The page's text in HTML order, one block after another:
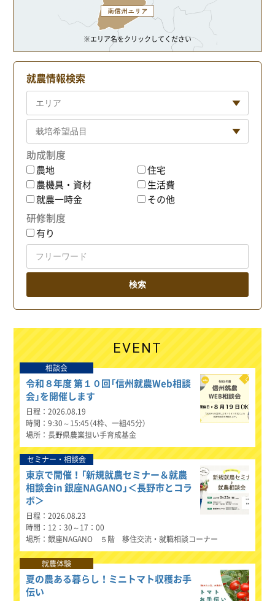
※エリア名をクリックしてください
就農情報検索
助成制度
農地
住宅
農機具・資材
生活費
就農一時金
その他
研修制度
有り
EVENT
相談会
令和８年度 第１０回「信州就農Web相談
会」を開催します
日程
2026.08.19
時間
9:30～15:45（4枠、一組45分）
場所
長野県農業担い手育成基金
セミナー・相談会
東京で開催！「新規就農セミナー＆就農
相談会in 銀座NAGANO」＜長野市とコラ
ボ＞
日程
2026.08.23
時間
12：30～17：00
場所
銀座NAGANO ５階 移住交流・就職相談コーナー
就農体験
夏の農ある暮らし！ミニトマト収穫お手
伝い